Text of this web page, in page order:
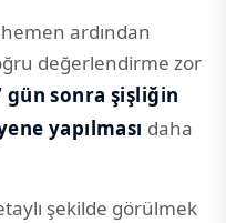
ardından
değerlendirme zor
gün sonra şişliğin
yapılması daha
şekilde görülmek